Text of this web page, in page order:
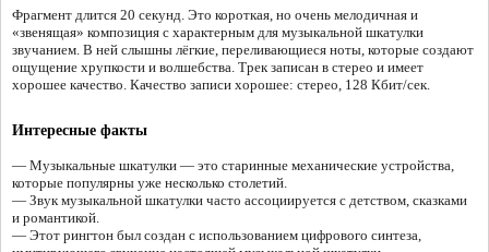
Фрагмент длится 20 секунд. Это короткая, но очень мелодичная и
«звенящая» композиция с характерным для музыкальной шкатулки
звучанием. В ней слышны лёгкие, переливающиеся ноты, которые создают
ощущение хрупкости и волшебства. Трек записан в стерео и имеет
хорошее качество. Качество записи хорошее: стерео, 128 Кбит/сек.
Интересные факты
— Музыкальные шкатулки — это старинные механические устройства,
которые популярны уже несколько столетий.
— Звук музыкальной шкатулки часто ассоциируется с детством, сказками
и романтикой.
— Этот рингтон был создан с использованием цифрового синтеза,